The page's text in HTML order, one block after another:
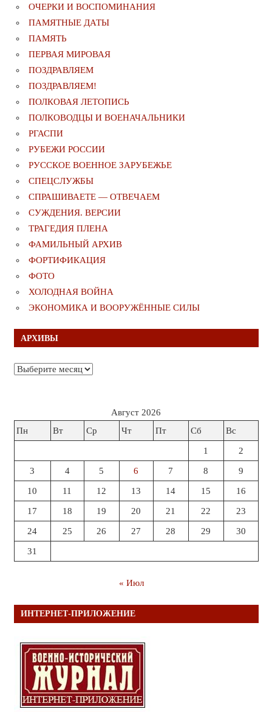
ОЧЕРКИ И ВОСПОМИНАНИЯ
ПАМЯТНЫЕ ДАТЫ
ПАМЯТЬ
ПЕРВАЯ МИРОВАЯ
ПОЗДРАВЛЯЕМ
ПОЗДРАВЛЯЕМ!
ПОЛКОВАЯ ЛЕТОПИСЬ
ПОЛКОВОДЦЫ И ВОЕНАЧАЛЬНИКИ
РГАСПИ
РУБЕЖИ РОССИИ
РУССКОЕ ВОЕННОЕ ЗАРУБЕЖЬЕ
СПЕЦСЛУЖБЫ
СПРАШИВАЕТЕ — ОТВЕЧАЕМ
СУЖДЕНИЯ. ВЕРСИИ
ТРАГЕДИЯ ПЛЕНА
ФАМИЛЬНЫЙ АРХИВ
ФОРТИФИКАЦИЯ
ФОТО
ХОЛОДНАЯ ВОЙНА
ЭКОНОМИКА И ВООРУЖЁННЫЕ СИЛЫ
АРХИВЫ
Архивы
Август 2026
Пн
Вт Ср Чт Пт Сб Вс
1 2
3 4 5 6 7 8 9
10 11 12 13 14 15 16
17 18 19 20 21 22 23
24 25 26 27 28 29 30
31
« Июл
ИНТЕРНЕТ-ПРИЛОЖЕНИЕ